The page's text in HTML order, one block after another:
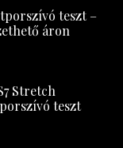
teszt –
áron
Stretch
teszt